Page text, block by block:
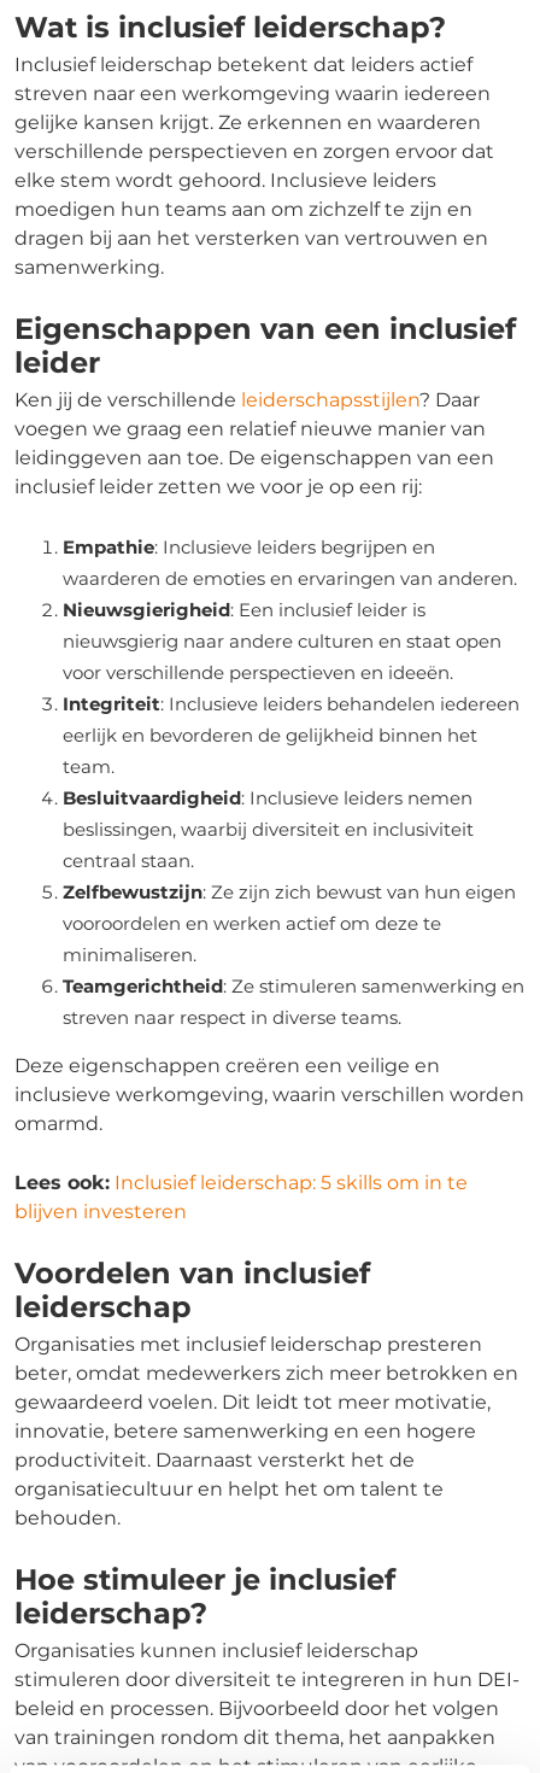
Wat is inclusief leiderschap?
Inclusief leiderschap betekent dat leiders actief
streven naar een werkomgeving waarin iedereen
gelijke kansen krijgt. Ze erkennen en waarderen
verschillende perspectieven en zorgen ervoor dat
elke stem wordt gehoord. Inclusieve leiders
moedigen hun teams aan om zichzelf te zijn en
dragen bij aan het versterken van vertrouwen en
samenwerking.
Eigenschappen van een inclusief
leider
Ken jij de verschillende leiderschapsstijlen? Daar
voegen we graag een relatief nieuwe manier van
leidinggeven aan toe. De eigenschappen van een
inclusief leider zetten we voor je op een rij:
Empathie: Inclusieve leiders begrijpen en
waarderen de emoties en ervaringen van anderen.
Nieuwsgierigheid: Een inclusief leider is
nieuwsgierig naar andere culturen en staat open
voor verschillende perspectieven en ideeën.
Integriteit: Inclusieve leiders behandelen iedereen
eerlijk en bevorderen de gelijkheid binnen het
team.
Besluitvaardigheid: Inclusieve leiders nemen
beslissingen, waarbij diversiteit en inclusiviteit
centraal staan.
Zelfbewustzijn: Ze zijn zich bewust van hun eigen
vooroordelen en werken actief om deze te
minimaliseren.
Teamgerichtheid: Ze stimuleren samenwerking en
streven naar respect in diverse teams.
Deze eigenschappen creëren een veilige en
inclusieve werkomgeving, waarin verschillen worden
omarmd.
Lees ook: Inclusief leiderschap: 5 skills om in te
blijven investeren
Voordelen van inclusief
leiderschap
Organisaties met inclusief leiderschap presteren
beter, omdat medewerkers zich meer betrokken en
gewaardeerd voelen. Dit leidt tot meer motivatie,
innovatie, betere samenwerking en een hogere
productiviteit. Daarnaast versterkt het de
organisatiecultuur en helpt het om talent te
behouden.
Hoe stimuleer je inclusief
leiderschap?
Organisaties kunnen inclusief leiderschap
stimuleren door diversiteit te integreren in hun DEI-
beleid en processen. Bijvoorbeeld door het volgen
van trainingen rondom dit thema, het aanpakken
van vooroordelen en het stimuleren van eerlijke